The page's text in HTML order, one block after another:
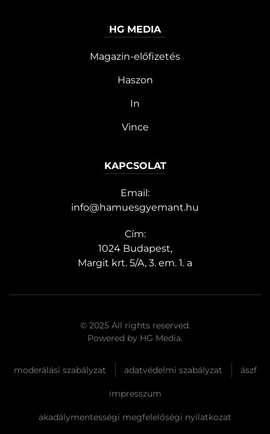
HG MEDIA
Magazin-előfizetés
Haszon
In
Vince
KAPCSOLAT
Email:
info@hamuesgyemant.hu
Cím:
1024 Budapest,
Margit krt. 5/A, 3. em. 1. a
© 2025 All rights reserved.
Powered by HG Media.
moderálási szabályzat adatvédelmi szabályzat ászf
impresszum
akadálymentességi megfelelőségi nyilatkozat